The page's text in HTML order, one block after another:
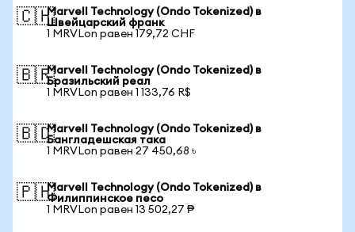
🇨🇭Marvell Technology (Ondo Tokenized) в
Швейцарский франк
1 MRVLon равен 179,72 CHF
🇧🇷Marvell Technology (Ondo Tokenized) в
Бразильский реал
1 MRVLon равен 1 133,76 R$
🇧🇩Marvell Technology (Ondo Tokenized) в
Бангладешская така
1 MRVLon равен 27 450,68 ৳
🇵🇭Marvell Technology (Ondo Tokenized) в
Филиппинское песо
1 MRVLon равен 13 502,27 ₱